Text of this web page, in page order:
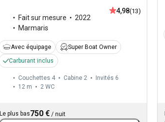
Fait sur mesure
2022
Marmaris
4,98(13)
Avec équipage
Super Boat Owner
Carburant inclus
Couchettes 4 Cabine 2
Invités 6
12 m
2 WC
Le plus bas750 € / nuit